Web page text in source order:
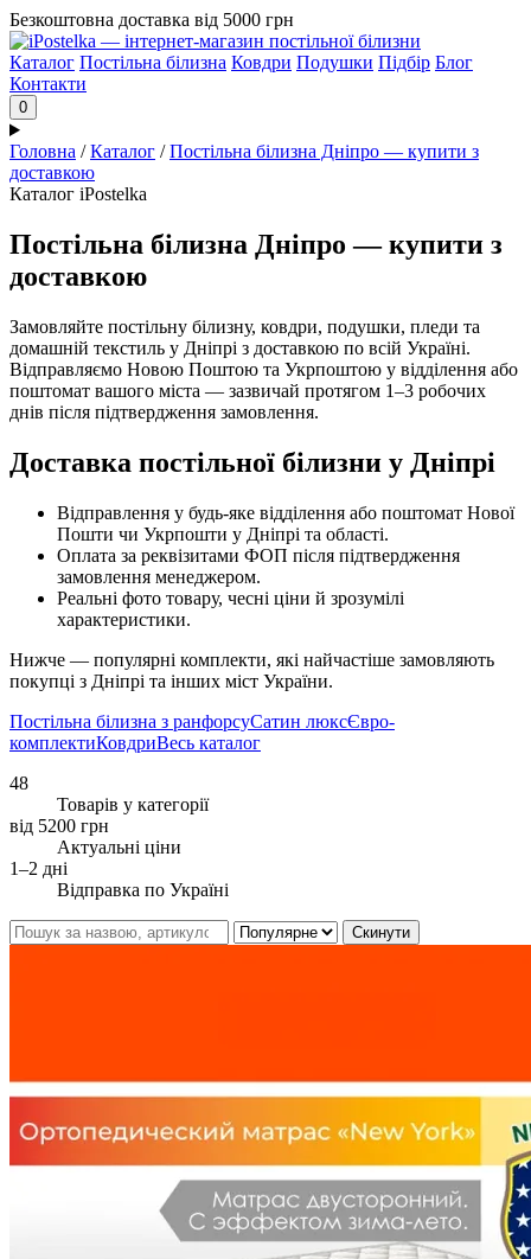
Безкоштовна доставка від 5000 грн
Каталог Постільна білизна Ковдри Подушки Підбір Блог
Контакти
0
Головна /Каталог /Постільна білизна Дніпро — купити з
доставкою
Каталог iPostelka
Постільна білизна Дніпро — купити з
доставкою
Замовляйте постільну білизну, ковдри, подушки, пледи та
домашній текстиль у Дніпрі з доставкою по всій Україні.
Відправляємо Новою Поштою та Укрпоштою у відділення або
поштомат вашого міста — зазвичай протягом 1–3 робочих
днів після підтвердження замовлення.
Доставка постільної білизни у Дніпрі
Відправлення у будь-яке відділення або поштомат Нової
Пошти чи Укрпошти у Дніпрі та області.
Оплата за реквізитами ФОП після підтвердження
замовлення менеджером.
Реальні фото товару, чесні ціни й зрозумілі
характеристики.
Нижче — популярні комплекти, які найчастіше замовляють
покупці з Дніпрі та інших міст України.
Постільна білизна з ранфорсуСатин люксЄвро-
комплектиКовдриВесь каталог
48
Товарів у категорії
від 5200 грн
Актуальні ціни
1–2 дні
Відправка по Україні
Скинути